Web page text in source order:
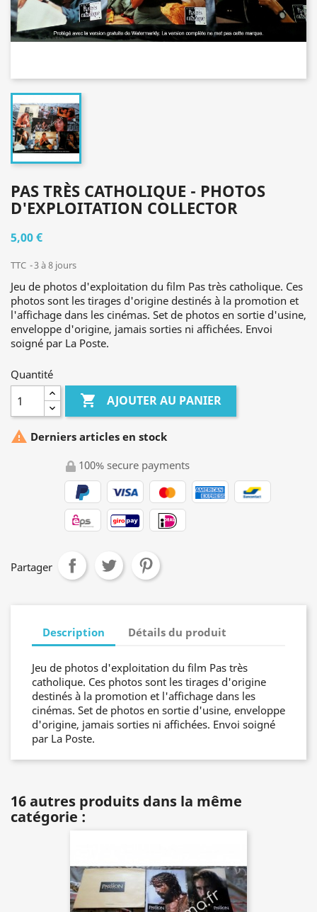
PAS TRÈS CATHOLIQUE - PHOTOS
D'EXPLOITATION COLLECTOR
5,00 €
TTC 3 à 8 jours
Jeu de photos d'exploitation du film Pas très catholique. Ces
photos sont les tirages d'origine destinés à la promotion et
l'affichage dans les cinémas. Set de photos en sortie d'usine,
enveloppe d'origine, jamais sorties ni affichées. Envoi
soigné par La Poste.
Quantité
 AJOUTER AU PANIER
 Derniers articles en stock
100% secure payments
Partager
Description Détails du produit
Jeu de photos d'exploitation du film Pas très
catholique. Ces photos sont les tirages d'origine
destinés à la promotion et l'affichage dans les
cinémas. Set de photos en sortie d'usine, enveloppe
d'origine, jamais sorties ni affichées. Envoi soigné
par La Poste.
16 autres produits dans la même
catégorie :